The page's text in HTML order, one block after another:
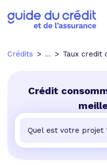
Crédits ... Taux credit
Crédit